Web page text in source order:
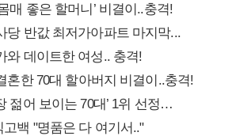
매 좋은 할머니’ 비결이..충격!
당 반값 최저가아파트 마지막...
와 데이트한 여성.. 충격!
혼한 70대 할아버지 비결이..충격!
젊어 보이는 70대’ 1위 선정…
백 "명품은 다 여기서.."